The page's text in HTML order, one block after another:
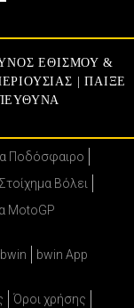
ΕΘΙΣΜΟΥ &
| ΠΑΙΞΕ
Ποδόσφαιρο
Στοίχημα Βόλει
MotoGP
bwin App
Όροι χρήσης